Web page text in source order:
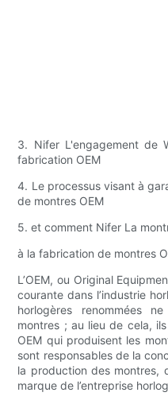
3. Nifer L'engagement de
fabrication OEM
4. Le processus visant à
de montres OEM
5. et comment Nifer La
à la fabrication de montres
L’OEM, ou Original
courante dans l’industrie
horlogères renommées
montres ; au lieu de cela,
OEM qui produisent les
sont responsables de la
la production des montres,
marque de l’entreprise